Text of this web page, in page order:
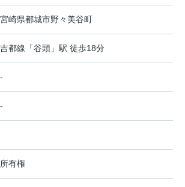
宮崎県都城市野々美谷町
吉都線 「谷頭 」駅 徒歩18分
-
-
所有権